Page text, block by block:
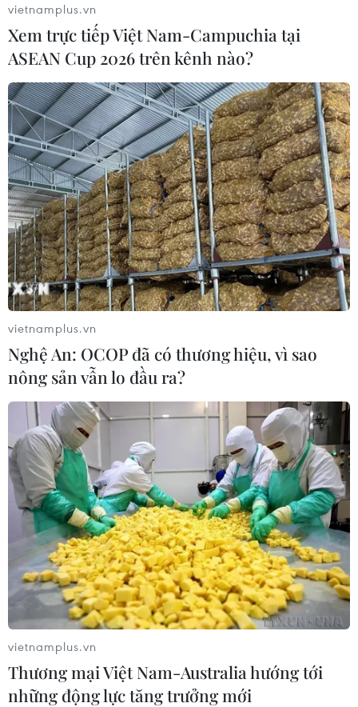
vietnamplus.vn
Xem trực tiếp Việt Nam-Campuchia tại
ASEAN Cup 2026 trên kênh nào?
vietnamplus.vn
Nghệ An: OCOP đã có thương hiệu, vì sao
nông sản vẫn lo đầu ra?
vietnamplus.vn
Thương mại Việt Nam-Australia hướng tới
những động lực tăng trưởng mới